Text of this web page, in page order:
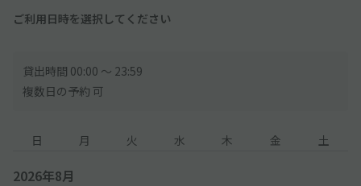
ご利用日時を選択してください
貸出時間 00:00 〜 23:59
複数日の予約 可
日 月 火 水 木 金 土
2026年8月